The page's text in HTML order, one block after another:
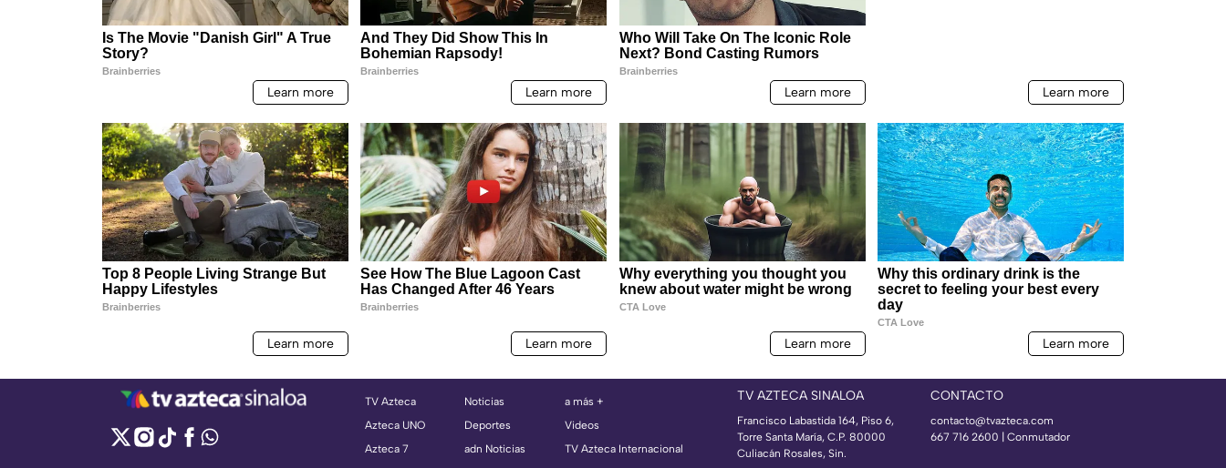
TV Azteca
Azteca UNO
Azteca 7
Noticias
Deportes
adn Noticias
a más +
Videos
TV Azteca Internacional
TV AZTECA SINALOA
Francisco Labastida 164, Piso 6,
Torre Santa María, C.P. 80000
Culiacán Rosales, Sin.
CONTACTO
contacto@tvazteca.com
667 716 2600 | Conmutador